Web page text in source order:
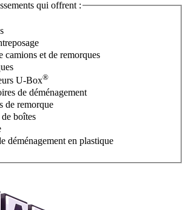
qui offrent :
camions et de remorques
U-Box®
de déménagement
de remorque
boîtes
déménagement en plastique